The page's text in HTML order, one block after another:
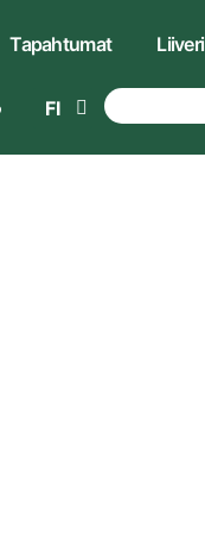
Tapahtumat Liiveri
FI